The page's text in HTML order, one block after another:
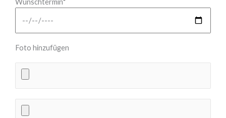
Wunschtermin*
Foto hinzufügen